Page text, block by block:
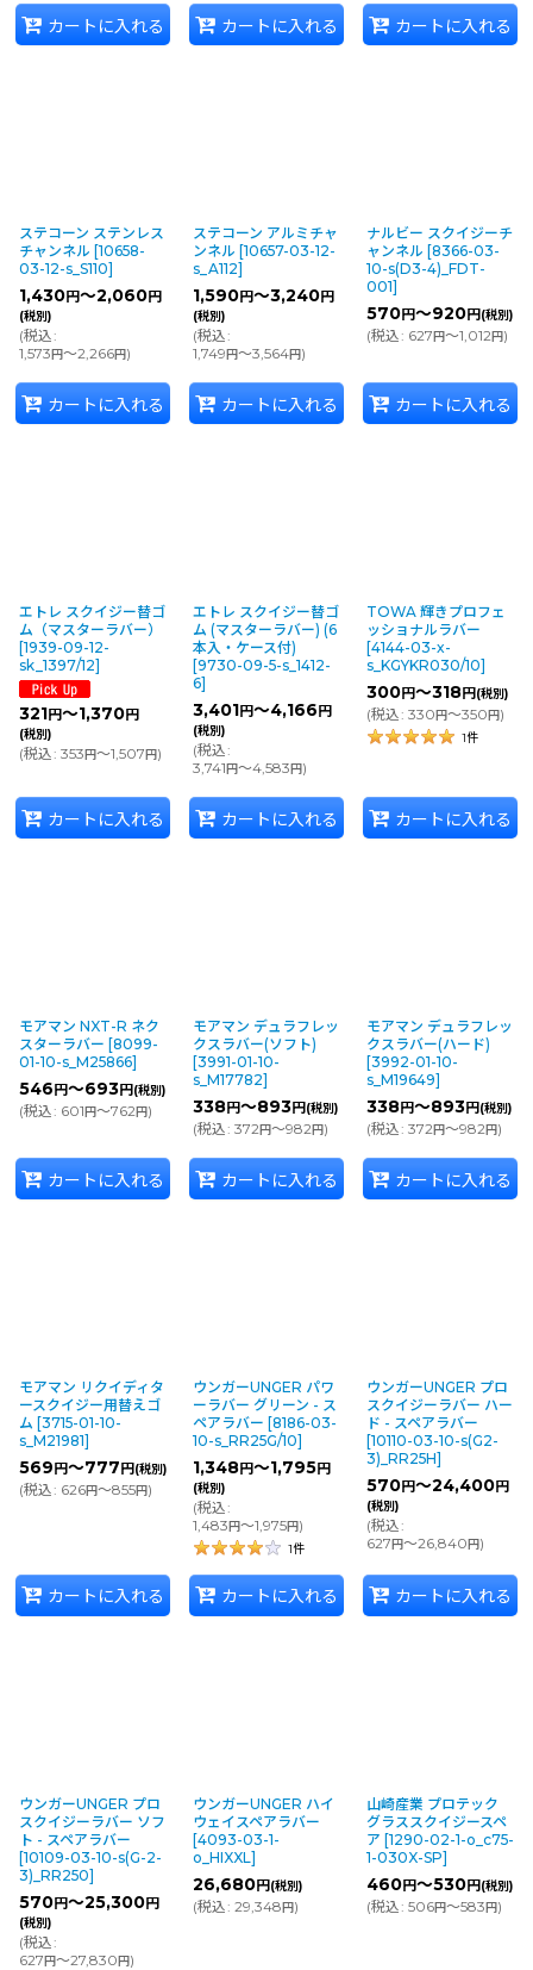
カートに入れる カートに入れる カートに入れる
ステコーン ステンレス
チャンネル [10658-
03-12-s_S110]
1,430円～2,060円
(税別)
(税込:
1,573 円～2,266円)
カートに入れる
ステコーン アルミチャ
ンネル [10657-03-12-
s_A112]
1,590円～3,240円
(税別)
(税込:
1,749 円～3,564円)
カートに入れる
ナルビー スクイジーチ
ャンネル [8366-03-
10-s(D3-4)_FDT-
001]
570円～920円 (税別)
(税込: 627 円～1,012円)
カートに入れる
エトレ スクイジー替ゴ
ム（マスターラバー）
[1939-09-12-
sk_1397/12]
321円～1,370円
(税別)
(税込: 353円～1,507円)
カートに入れる
エトレ スクイジー替ゴ
ム (マスターラバー) (6
本入・ケース付)
[9730-09-5-s_1412-
6]
3,401円～4,166 円
(税別)
(税込:
3,741 円～4,583 円)
カートに入れる
TOWA 輝きプロフェ
ッショナルラバー
[4144-03-x-
s_KGYKR030/10]
300円～318円 (税別)
(税込: 330 円～350 円)
1件
カートに入れる
モアマン NXT-R ネク
スターラバー [8099-
01-10-s_M25866]
546 円～693円 (税別)
(税込: 601 円～762円)
カートに入れる
モアマン デュラフレッ
クスラバー(ソフト)
[3991-01-10-
s_M17782]
338円～893円 (税別)
(税込: 372円～982円)
カートに入れる
モアマン デュラフレッ
クスラバー(ハード)
[3992-01-10-
s_M19649]
338円～893円 (税別)
(税込: 372円～982円)
カートに入れる
モアマン リクイディタ
ースクイジー用替えゴ
ム [3715-01-10-
s_M21981]
569 円～777 円 (税別)
(税込: 626円～855円)
カートに入れる
ウンガーUNGER パワ
ーラバー グリーン - ス
ペアラバー [8186-03-
10-s_RR25G/10]
1,348円～1,795円
(税別)
(税込:
1,483 円～1,975円)
1件
カートに入れる
ウンガーUNGER プロ
スクイジーラバー ハー
ド - スペアラバー
[10110-03-10-s(G2-
3)_RR25H]
570円～24,400円
(税別)
(税込:
627 円～26,840 円)
カートに入れる
ウンガーUNGER プロ
スクイジーラバー ソフ
ト - スペアラバー
[10109-03-10-s(G-2-
3)_RR250]
570円～25,300円
(税別)
(税込:
627円～27,830円)
ウンガーUNGER ハイ
ウェイスペアラバー
[4093-03-1-
o_HIXXL]
26,680円(税別)
(税込: 29,348円)
山崎産業 プロテック
グラススクイジースペ
ア [1290-02-1-o_c75-
1-030X-SP]
460円～530円(税別)
(税込: 506円～583円)